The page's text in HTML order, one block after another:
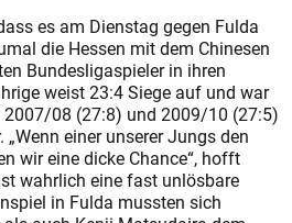
es am Dienstag gegen Fulda
die Hessen mit dem Chinesen
Bundesligaspieler in ihren
weist 23:4 Siege auf und war
08 (27:8) und 2009/10 (27:5)
einer unserer Jungs den
wir eine dicke Chance“, hofft
wahrlich eine fast unlösbare
in Fulda mussten sich